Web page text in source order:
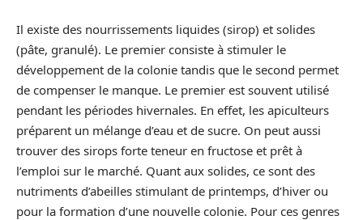
Il existe des nourrissements liquides (sirop) et solides
(pâte, granulé). Le premier consiste à stimuler le
développement de la colonie tandis que le second permet
de compenser le manque. Le premier est souvent utilisé
pendant les périodes hivernales. En effet, les apiculteurs
préparent un mélange d’eau et de sucre. On peut aussi
trouver des sirops forte teneur en fructose et prêt à
l’emploi sur le marché. Quant aux solides, ce sont des
nutriments d’abeilles stimulant de printemps, d’hiver ou
pour la formation d’une nouvelle colonie. Pour ces genres